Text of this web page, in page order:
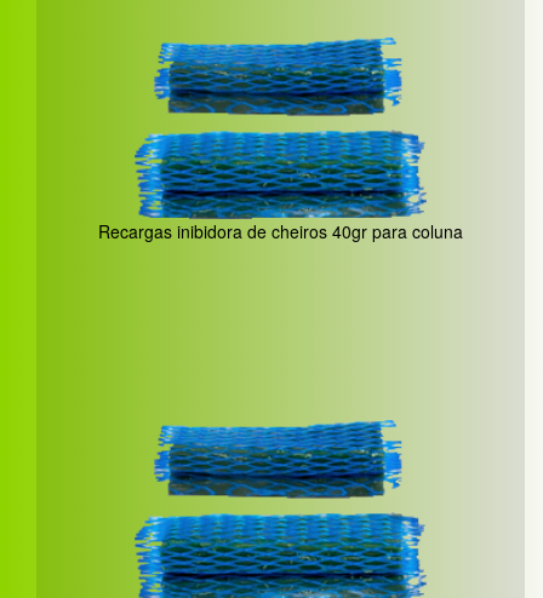
Recargas inibidora de cheiros 40gr para coluna